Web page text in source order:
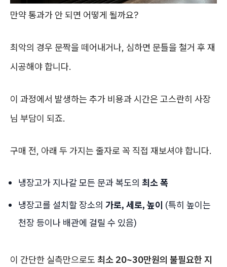
만약 통과가 안 되면 어떻게 될까요?
최악의 경우 문짝을 떼어내거나, 심하면 문틀을 철거 후 재
시공해야 합니다.
이 과정에서 발생하는 추가 비용과 시간은 고스란히 사장
님 부담이 되죠.
구매 전, 아래 두 가지는 줄자로 꼭 직접 재보셔야 합니다.
냉장고가 지나갈 모든 문과 복도의 최소 폭
냉장고를 설치할 장소의 가로, 세로, 높이 (특히 높이는
천장 등이나 배관에 걸릴 수 있음)
이 간단한 실측만으로도 최소 20~30만원의 불필요한 지